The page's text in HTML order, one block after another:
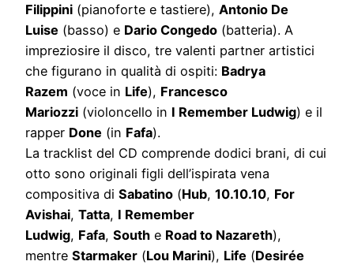
Filippini (pianoforte e tastiere), Antonio De
Luise (basso) e Dario Congedo (batteria). A
impreziosire il disco, tre valenti partner artistici
che figurano in qualità di ospiti: Badrya
Razem (voce in Life), Francesco
Mariozzi (violoncello in I Remember Ludwig) e il
rapper Done (in Fafa).
La tracklist del CD comprende dodici brani, di cui
otto sono originali figli dell’ispirata vena
compositiva di Sabatino (Hub, 10.10.10, For
Avishai, Tatta, I Remember
Ludwig, Fafa, South e Road to Nazareth),
mentre Starmaker (Lou Marini), Life (Desirée